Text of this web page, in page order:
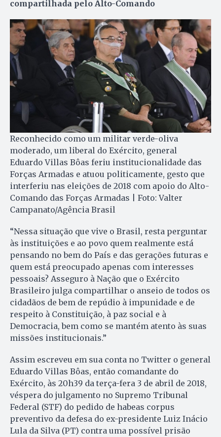
compartilhada pelo Alto-Comando
Reconhecido como um militar verde-oliva
moderado, um liberal do Exército, general
Eduardo Villas Bôas feriu institucionalidade das
Forças Armadas e atuou politicamente, gesto que
interferiu nas eleições de 2018 com apoio do Alto-
Comando das Forças Armadas | Foto: Valter
Campanato/Agência Brasil
“Nessa situação que vive o Brasil, resta perguntar
às instituições e ao povo quem realmente está
pensando no bem do País e das gerações futuras e
quem está preocupado apenas com interesses
pessoais? Asseguro à Nação que o Exército
Brasileiro julga compartilhar o anseio de todos os
cidadãos de bem de repúdio à impunidade e de
respeito à Constituição, à paz social e à
Democracia, bem como se mantém atento às suas
missões institucionais.”
Assim escreveu em sua conta no Twitter o general
Eduardo Villas Bôas, então comandante do
Exército, às 20h39 da terça-fera 3 de abril de 2018,
véspera do julgamento no Supremo Tribunal
Federal (STF) do pedido de habeas corpus
preventivo da defesa do ex-presidente Luiz Inácio
Lula da Silva (PT) contra uma possível prisão